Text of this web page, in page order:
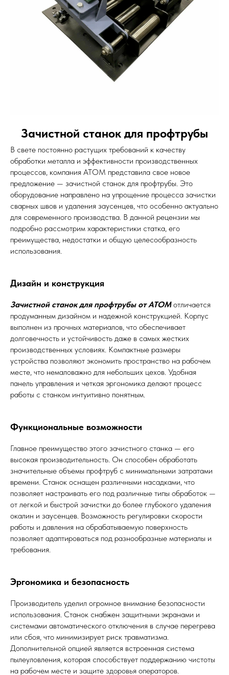
Зачистной станок для профтрубы
В свете постоянно растущих требований к качеству
обработки металла и эффективности производственных
процессов, компания АТОМ представила свое новое
предложение — зачистной станок для профтрубы. Это
оборудование направлено на упрощение процесса зачистки
сварных швов и удаления заусенцев, что особенно актуально
для современного производства. В данной рецензии мы
подробно рассмотрим характеристики статка, его
преимущества, недостатки и общую целесообразность
использования.
Дизайн и конструкция
Зачистной станок для профтрубы от АТОМотличается
продуманным дизайном и надежной конструкцией. Корпус
выполнен из прочных материалов, что обеспечивает
долговечность и устойчивость даже в самых жестких
производственных условиях. Компактные размеры
устройства позволяют экономить пространство на рабочем
месте, что немаловажно для небольших цехов. Удобная
панель управления и четкая эргономика делают процесс
работы с станком интуитивно понятным.
Функциональные возможности
Главное преимущество этого зачистного станка — его
высокая производительность. Он способен обработать
значительные объемы профтруб с минимальными затратами
времени. Станок оснащен различными насадками, что
позволяет настраивать его под различные типы обработок —
от легкой и быстрой зачистки до более глубокого удаления
окалин и заусенцев. Возможность регулировки скорости
работы и давления на обрабатываемую поверхность
позволяет адаптироваться под разнообразные материалы и
требования.
Эргономика и безопасность
Производитель уделил огромное внимание безопасности
использования. Станок снабжен защитными экранами и
системами автоматического отключения в случае перегрева
или сбоя, что минимизирует риск травматизма.
Дополнительной опцией является встроенная система
пылеуловления, которая способствует поддержанию чистоты
на рабочем месте и защите здоровья операторов.